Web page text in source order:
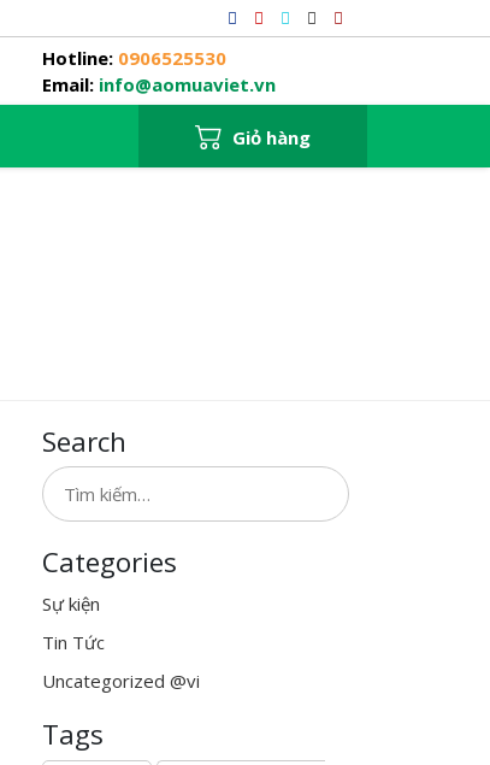
Hotline: 0906525530
Email: info@aomuaviet.vn
Giỏ hàng
Search
Categories
Sự kiện
Tin Tức
Uncategorized @vi
Tags